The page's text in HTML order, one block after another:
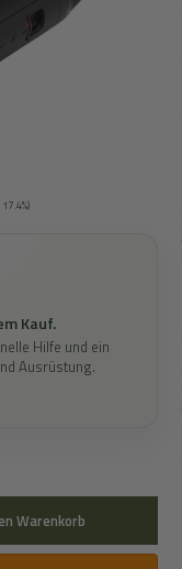
Kauf.
Hilfe und ein
Ausrüstung.
Warenkorb